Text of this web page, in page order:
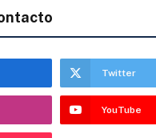
Twitter
YouTube